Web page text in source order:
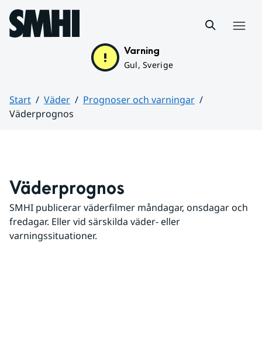
Hoppa till sidans innehåll
Varning
Gul, Sverige
Start Väder
Prognoser och varningar
Väderprognos
Väderprognos
SMHI publicerar väderfilmer måndagar, onsdagar och
fredagar. Eller vid särskilda väder- eller
varningssituationer.